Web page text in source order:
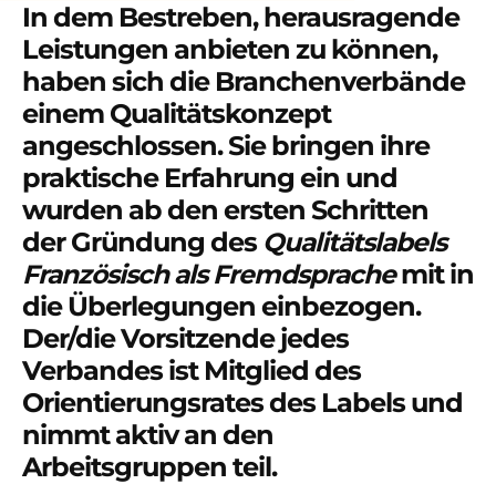
In dem Bestreben, herausragende
Leistungen anbieten zu können,
haben sich die Branchenverbände
einem Qualitätskonzept
angeschlossen. Sie bringen ihre
praktische Erfahrung ein und
wurden ab den ersten Schritten
der Gründung des Qualitätslabels
Französisch als Fremdsprachemit in
die Überlegungen einbezogen.
Der/die Vorsitzende jedes
Verbandes ist Mitglied des
Orientierungsrates des Labels und
nimmt aktiv an den
Arbeitsgruppen teil.